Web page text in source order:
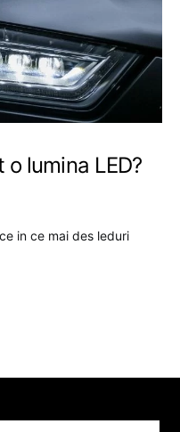
lumina LED?
in ce mai des leduri